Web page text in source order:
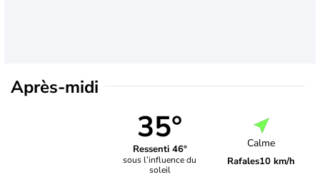
Après-midi
35°
Ressenti 46°
sous l’influence du
soleil
Calme
Rafales10 km/h